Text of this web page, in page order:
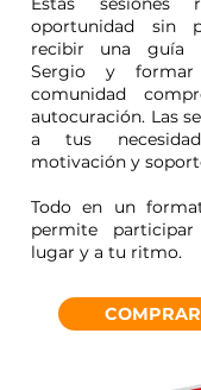
oportunidad sin
recibir una guía
Sergio y
comunidad
autocuración. Las
a tus
motivación y
Todo en un
permite
lugar y a tu ritmo.